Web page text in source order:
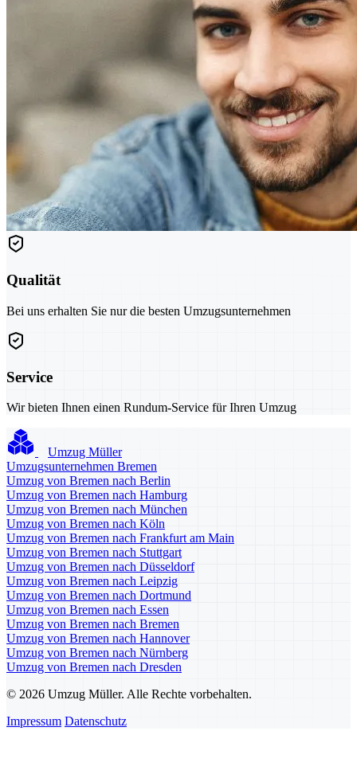
Qualität
Bei uns erhalten Sie nur die besten Umzugsunternehmen
Service
Wir bieten Ihnen einen Rundum-Service für Ihren Umzug
Umzug Müller
Umzugsunternehmen Bremen
Umzug von Bremen nach Berlin
Umzug von Bremen nach Hamburg
Umzug von Bremen nach München
Umzug von Bremen nach Köln
Umzug von Bremen nach Frankfurt am Main
Umzug von Bremen nach Stuttgart
Umzug von Bremen nach Düsseldorf
Umzug von Bremen nach Leipzig
Umzug von Bremen nach Dortmund
Umzug von Bremen nach Essen
Umzug von Bremen nach Bremen
Umzug von Bremen nach Hannover
Umzug von Bremen nach Nürnberg
Umzug von Bremen nach Dresden
© 2026 Umzug Müller. Alle Rechte vorbehalten.
Impressum Datenschutz